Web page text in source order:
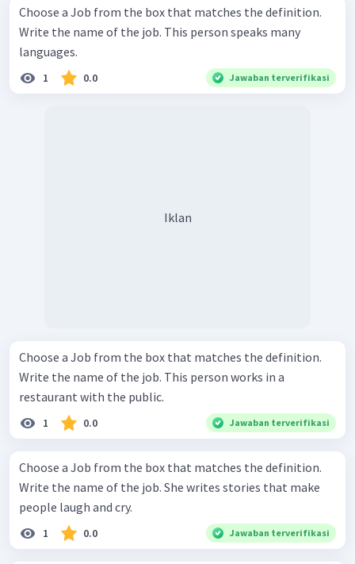
Choose a Job from the box that matches the definition.
Write the name of the job. This person speaks many
languages.
1 0.0 Jawaban terverifikasi
Iklan
Choose a Job from the box that matches the definition.
Write the name of the job. This person works in a
restaurant with the public.
1 0.0 Jawaban terverifikasi
Choose a Job from the box that matches the definition.
Write the name of the job. She writes stories that make
people laugh and cry.
1 0.0 Jawaban terverifikasi